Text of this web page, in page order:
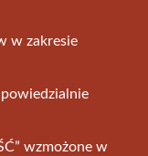
w zakresie
wzmożone w